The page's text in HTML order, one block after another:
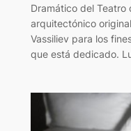
Dramático del Teatro
arquitectónico
Vassiliev para los
que está dedicado.